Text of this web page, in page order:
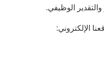
الوظيفي.
الإلكتروني: